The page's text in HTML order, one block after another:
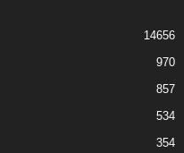
14656
970
857
534
354